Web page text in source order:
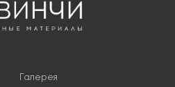
Галерея